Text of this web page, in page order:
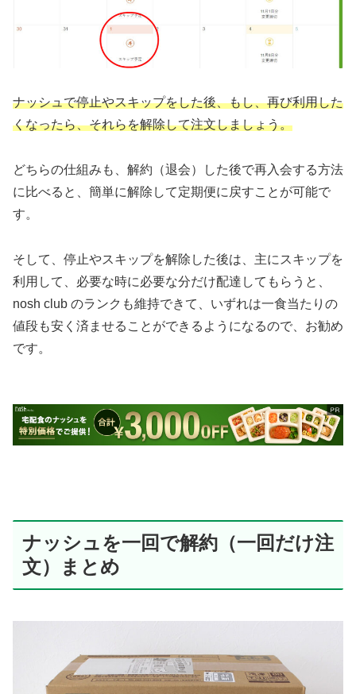
ナッシュで停止やスキップをした後、もし、再び利用した
くなったら、それらを解除して注文しましょう。
どちらの仕組みも、解約（退会）した後で再入会する方法
に比べると、簡単に解除して定期便に戻すことが可能で
す。
そして、停止やスキップを解除した後は、主にスキップを
利用して、必要な時に必要な分だけ配達してもらうと、
nosh club のランクも維持できて、いずれは一食当たりの
値段も安く済ませることができるようになるので、お勧め
です。
ナッシュを一回で解約（一回だけ注
文）まとめ